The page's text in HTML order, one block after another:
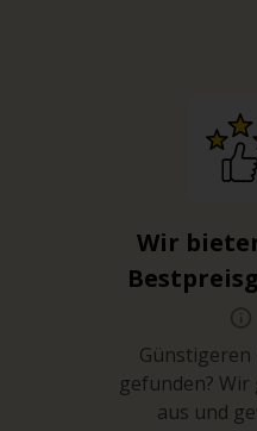
Wir
gefunden?
aus und